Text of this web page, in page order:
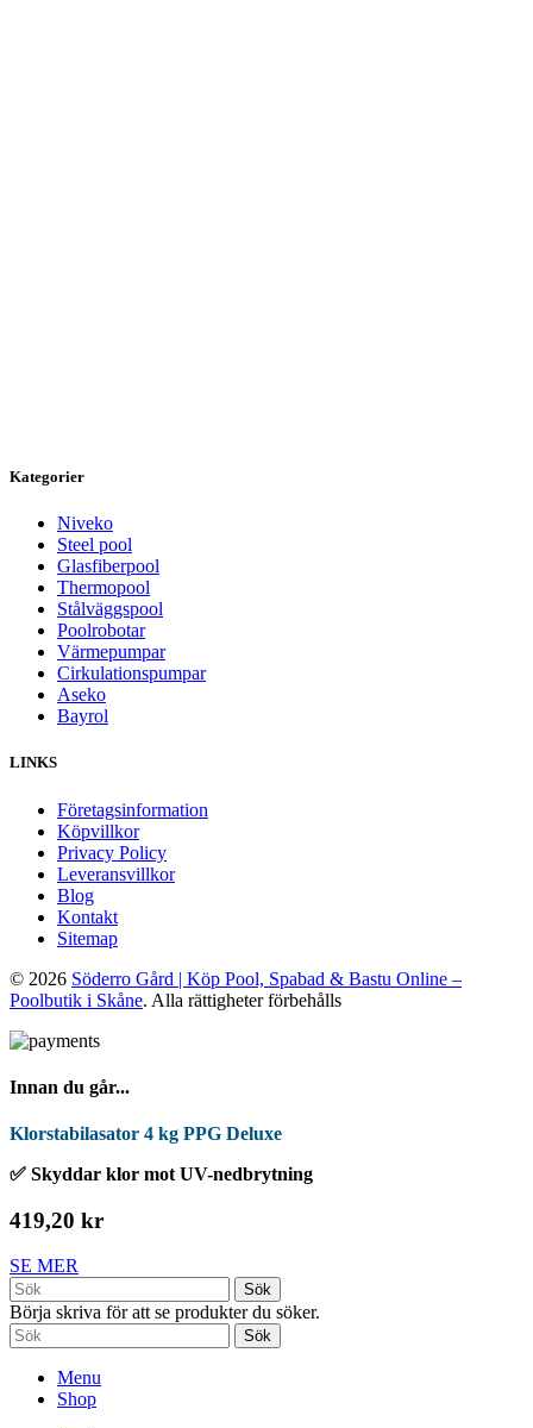
Kategorier
Niveko
Steel pool
Glasfiberpool
Thermopool
Stålväggspool
Poolrobotar
Värmepumpar
Cirkulationspumpar
Aseko
Bayrol
LINKS
Företagsinformation
Köpvillkor
Privacy Policy
Leveransvillkor
Blog
Kontakt
Sitemap
© 2026 Söderro Gård | Köp Pool, Spabad & Bastu Online –
Poolbutik i Skåne. Alla rättigheter förbehålls
Innan du går...
Klorstabilasator 4 kg PPG Deluxe
✅ Skyddar klor mot UV-nedbrytning
419,20 kr
SE MER
Sök
Börja skriva för att se produkter du söker.
Sök
Menu
Shop